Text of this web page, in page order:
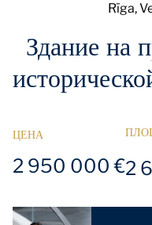
Rīga,
Здание на
ЦЕНА
2 950 000 €2